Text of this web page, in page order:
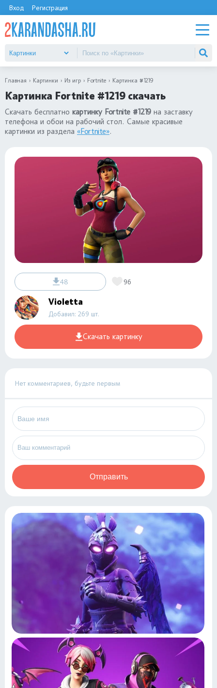
Вход Регистрация
Главная Картинки Из игр Fortnite Картинка #1219
Картинка Fortnite #1219 скачать
Скачать бесплатно картинку Fortnite #1219 на заставку
телефона и обои на рабочий стол. Самые красивые
картинки из раздела «Fortnite».
48 96
Violetta
Добавил: 269 шт.
Скачать картинку
Нет комментариев, будьте первым
Отправить